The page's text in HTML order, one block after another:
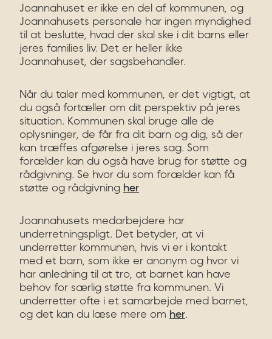
Joannahuset er ikke en del af kommunen, og
Joannahusets personale har ingen myndighed
til at beslutte, hvad der skal ske i dit barns eller
jeres families liv. Det er heller ikke
Joannahuset, der sagsbehandler.
Når du taler med kommunen, er det vigtigt, at
du også fortæller om dit perspektiv på jeres
situation. Kommunen skal bruge alle de
oplysninger, de får fra dit barn og dig, så der
kan træffes afgørelse i jeres sag. Som
forælder kan du også have brug for støtte og
rådgivning. Se hvor du som forælder kan få
støtte og rådgivning her
Joannahusets medarbejdere har
underretningspligt. Det betyder, at vi
underretter kommunen, hvis vi er i kontakt
med et barn, som ikke er anonym og hvor vi
har anledning til at tro, at barnet kan have
behov for særlig støtte fra kommunen. Vi
underretter ofte i et samarbejde med barnet,
og det kan du læse mere om her.